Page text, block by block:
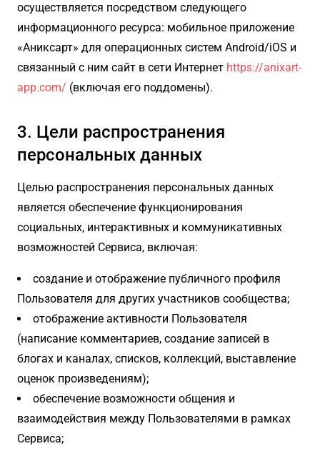
осуществляется посредством следующего
информационного ресурса: мобильное приложение
«Аниксарт» для операционных систем Android/iOS и
связанный с ним сайт в сети Интернет https://anixart-
app.com/ (включая его поддомены).
3. Цели распространения
персональных данных
Целью распространения персональных данных
является обеспечение функционирования
социальных, интерактивных и коммуникативных
возможностей Сервиса, включая:
создание и отображение публичного профиля
Пользователя для других участников сообщества;
отображение активности Пользователя
(написание комментариев, создание записей в
блогах и каналах, списков, коллекций, выставление
оценок произведениям);
обеспечение возможности общения и
взаимодействия между Пользователями в рамках
Сервиса;